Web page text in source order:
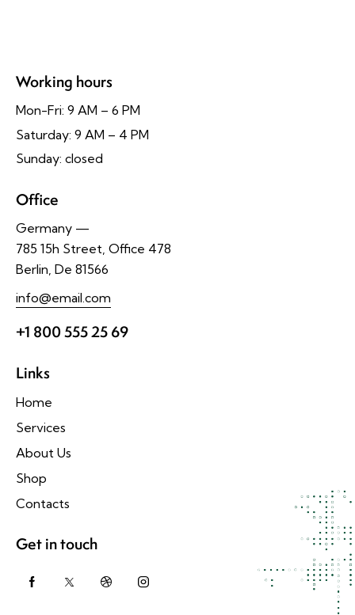
Working hours
Mon-Fri: 9 AM – 6 PM
Saturday: 9 AM – 4 PM
Sunday: closed
Office
Germany —
785 15h Street, Office 478
Berlin, De 81566
info@email.com
+1 800 555 25 69
Links
Home
Services
About Us
Shop
Contacts
Get in touch